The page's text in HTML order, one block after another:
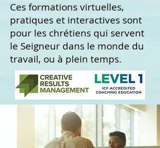
Ces formations virtuelles,
pratiques et interactives sont
pour les chrétiens qui servent
le Seigneur dans le monde du
travail, ou à plein temps.